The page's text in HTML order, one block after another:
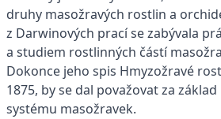
druhy masožravých rostlin a
z Darwinových prací se zabývala
a studiem rostlinných částí
Dokonce jeho spis Hmyzožravé
1875, by se dal považovat za
systému masožravek.